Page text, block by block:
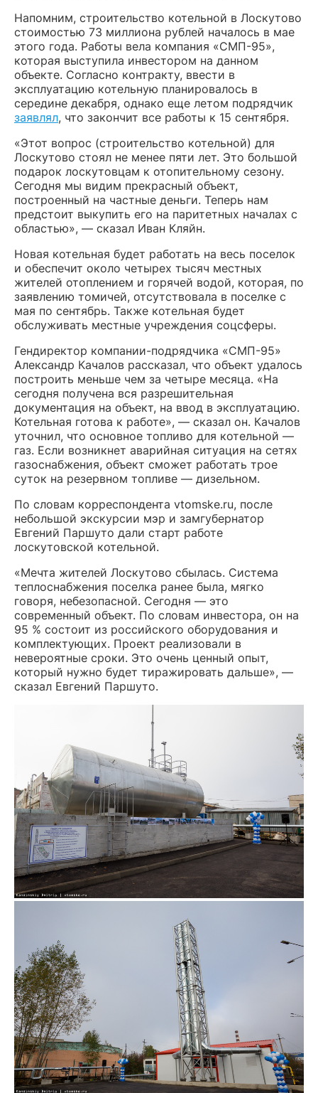
Напомним, строительство котельной в Лоскутово
стоимостью 73 миллиона рублей началось в мае
этого года. Работы вела компания «СМП-95»,
которая выступила инвестором на данном
объекте. Согласно контракту, ввести в
эксплуатацию котельную планировалось в
середине декабря, однако еще летом подрядчик
заявлял, что закончит все работы к 15 сентября.
«Этот вопрос (строительство котельной) для
Лоскутово стоял не менее пяти лет. Это большой
подарок лоскутовцам к отопительному сезону.
Сегодня мы видим прекрасный объект,
построенный на частные деньги. Теперь нам
предстоит выкупить его на паритетных началах с
областью», — сказал Иван Кляйн.
Новая котельная будет работать на весь поселок
и обеспечит около четырех тысяч местных
жителей отоплением и горячей водой, которая, по
заявлению томичей, отсутствовала в поселке с
мая по сентябрь. Также котельная будет
обслуживать местные учреждения соцсферы.
Гендиректор компании-подрядчика «СМП-95»
Александр Качалов рассказал, что объект удалось
построить меньше чем за четыре месяца. «На
сегодня получена вся разрешительная
документация на объект, на ввод в эксплуатацию.
Котельная готова к работе», — сказал он. Качалов
уточнил, что основное топливо для котельной —
газ. Если возникнет аварийная ситуация на сетях
газоснабжения, объект сможет работать трое
суток на резервном топливе — дизельном.
По словам корреспондента vtomske.ru, после
небольшой экскурсии мэр и замгубернатор
Евгений Паршуто дали старт работе
лоскутовской котельной.
«Мечта жителей Лоскутово сбылась. Система
теплоснабжения поселка ранее была, мягко
говоря, небезопасной. Сегодня — это
современный объект. По словам инвестора, он на
95 % состоит из российского оборудования и
комплектующих. Проект реализовали в
невероятные сроки. Это очень ценный опыт,
который нужно будет тиражировать дальше», —
сказал Евгений Паршуто.